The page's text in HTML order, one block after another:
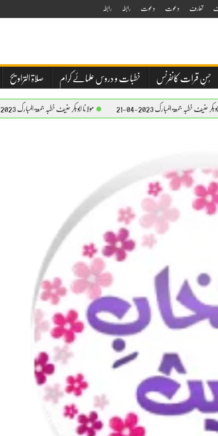
تعارف دعوت دعوت رابطہ رابطہ
حُسنِ قرات کانفرنس خطبات و دروس علمائے کرام صلاۃ التراویح
2023-04-21 مولانا ابوبکر حنیف خطبہ جمعۃ المبارک 2023-04-21